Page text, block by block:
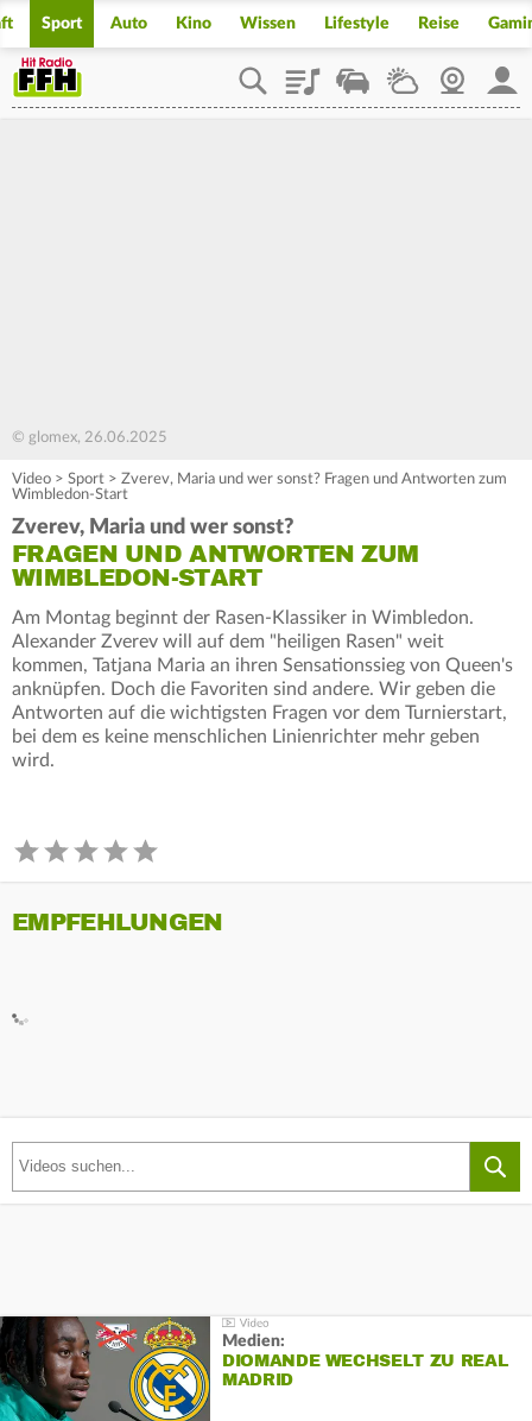
Sport Auto Kino Wissen Lifestyle Reise
PlaylistStaupilotWetterWebcam
© glomex, 26.06.2025
Video > Sport > Zverev, Maria und wer sonst? Fragen und Antworten zum
Wimbledon-Start
Zverev, Maria und wer sonst?
FRAGEN UND ANTWORTEN ZUM
WIMBLEDON-START
Am Montag beginnt der Rasen-Klassiker in Wimbledon.
Alexander Zverev will auf dem "heiligen Rasen" weit
kommen, Tatjana Maria an ihren Sensationssieg von Queen's
anknüpfen. Doch die Favoriten sind andere. Wir geben die
Antworten auf die wichtigsten Fragen vor dem Turnierstart,
bei dem es keine menschlichen Linienrichter mehr geben
wird.
EMPFEHLUNGEN
Medien:
DIOMANDE WECHSELT ZU REAL
MADRID